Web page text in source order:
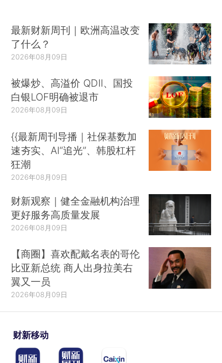
最新财新周刊｜欧洲高温改变
了什么？
2026年08月09日
被爆炒、高溢价 QDII、国投
白银LOF明确被退市
2026年08月09日
{{最新周刊导播｜社保基数加
速夯实、AI“追光”、韩股杠杆
狂潮
2026年08月09日
财新观察｜健全金融机构治理
更好服务高质量发展
2026年08月09日
【商圈】喜欢配戴名表的哥伦
比亚新总统 商人出身拉美右
翼又一员
2026年08月09日
财新移动